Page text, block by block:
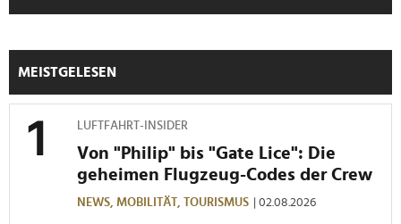
MEISTGELESEN
LUFTFAHRT-INSIDER
Von "Philip" bis "Gate Lice": Die
geheimen Flugzeug-Codes der Crew
NEWS, MOBILITÄT, TOURISMUS | 02.08.2026